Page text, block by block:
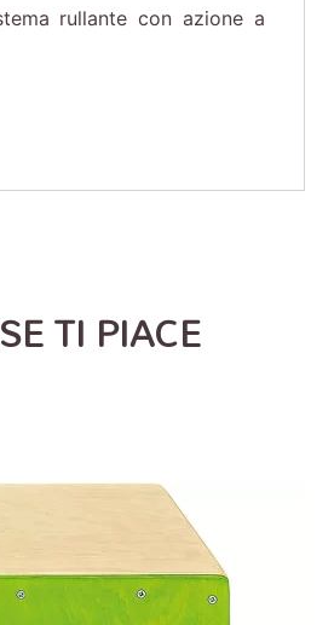
rullante con azione a
TI PIACE